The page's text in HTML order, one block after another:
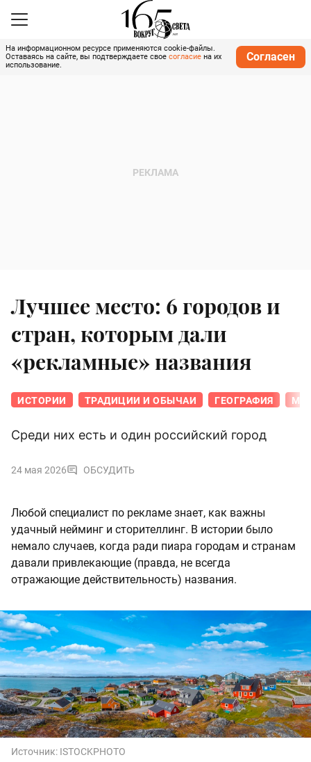
На информационном ресурсе применяются cookie-файлы.
Оставаясь на сайте, вы подтверждаете свое согласие на их
использование.
Согласен
Лучшее место: 6 городов и
стран, которым дали
«рекламные» названия
ИСТОРИИ ТРАДИЦИИ И ОБЫЧАИ ГЕОГРАФИЯ
Среди них есть и один российский город
24 мая 2026 ОБСУДИТЬ
Любой специалист по рекламе знает, как важны
удачный нейминг и сторителлинг. В истории было
немало случаев, когда ради пиара городам и странам
давали привлекающие (правда, не всегда
отражающие действительность) названия.
Источник: ISTOCKPHOTO